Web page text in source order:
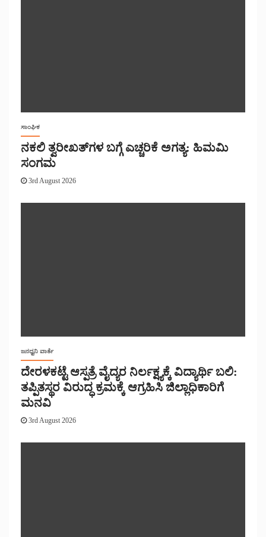
ಸಾಂಘಿಕ
ನಕಲಿ ತ್ವರೀಖತ್‌ಗಳ ಬಗ್ಗೆ ಎಚ್ಚರಿಕೆ ಅಗತ್ಯ: ಹಿಮಮಿ
ಸಂಗಮ
3rd August 2026
ಜನಧ್ವನಿ ವಾರ್ತೆ
ದೇರಳಕಟ್ಟೆ ಆಸ್ಪತ್ರೆ ವೈದ್ಯರ ನಿರ್ಲಕ್ಷ್ಯಕ್ಕೆ ವಿದ್ಯಾರ್ಥಿ ಬಲಿ:
ತಪ್ಪಿತಸ್ಥರ ವಿರುದ್ಧ ಕ್ರಮಕ್ಕೆ ಆಗ್ರಹಿಸಿ ಜಿಲ್ಲಾಧಿಕಾರಿಗೆ
ಮನವಿ
3rd August 2026